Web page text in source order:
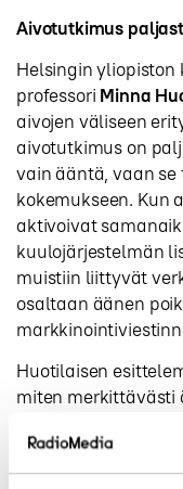
Aivotutkimus
Helsingin
professori Minna
aivojen väliseen
aivotutkimus on
vain ääntä, vaan
kokemukseen. Kun
aktivoivat
kuulojärjestelmän
muistiin liittyvät
osaltaan äänen
Huotilaisen
miten
syntymiseen.
tunteita pelkästä
äänen lisääminen